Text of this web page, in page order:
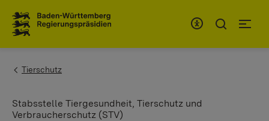
You are here:
Tierschutz
Stabsstelle Tiergesundheit, Tierschutz und
Verbraucherschutz (STV)